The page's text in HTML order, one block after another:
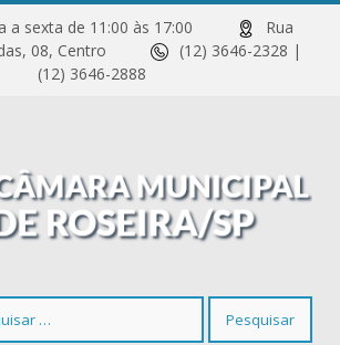
a sexta de 11:00 às 17:00
Rua
08, Centro
(12) 3646-2328 |
(12) 3646-2888